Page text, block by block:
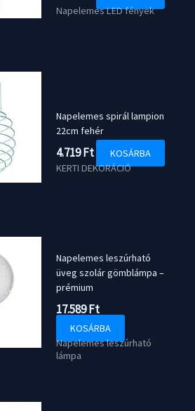
Napelemes LED fények
Napelemes spirál lampion
22cm fehér
4.719Ft
KOSÁRBA
KERTI DEKORÁCIÓ
Napelemes leszúrható
üveg szolár gömblámpa –
prémium
17.589Ft
KOSÁRBA
Napelemes leszúrható
lámpa